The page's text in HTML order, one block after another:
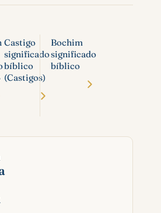
Castigo
significado
bíblico
(Castigos)
Bochim
significado
bíblico